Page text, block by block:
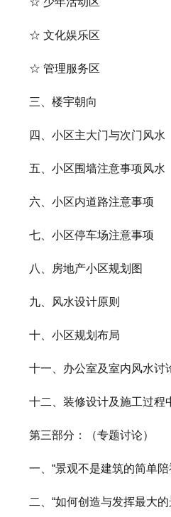
☆ 文化娱乐区
☆ 管理服务区
三、楼宇朝向
四、小区主大门与次门风水
五、小区围墙注意事项风水
六、小区内道路注意事项
七、小区停车场注意事项
八、房地产小区规划图
九、风水设计原则
十、小区规划布局
十一、办公室及室内风水讨
十二、装修设计及施工过程
第三部分：（专题讨论）
一、“景观不是建筑的简单陪
二、“如何创造与发挥最大的